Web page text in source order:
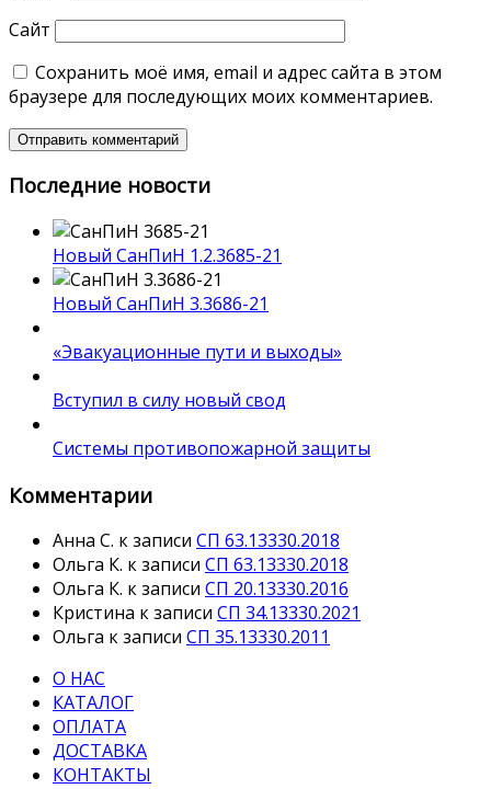
Сайт
Сохранить моё имя, email и адрес сайта в этом
браузере для последующих моих комментариев.
Последние новости
Новый СанПиН 1.2.3685-21
Новый СанПиН 3.3686-21
«Эвакуационные пути и выходы»
Вступил в силу новый свод
Системы противопожарной защиты
Комментарии
Анна С. к записи СП 63.13330.2018
Ольга К. к записи СП 63.13330.2018
Ольга К. к записи СП 20.13330.2016
Кристина к записи СП 34.13330.2021
Ольга к записи СП 35.13330.2011
О НАС
КАТАЛОГ
ОПЛАТА
ДОСТАВКА
КОНТАКТЫ